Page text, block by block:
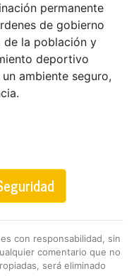
permanente
de gobierno
de la población y
deportivo
ambiente seguro,
con responsabilidad, sin
comentario que no
será eliminado